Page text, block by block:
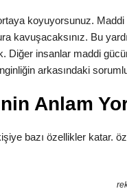
koyuyorsunuz.
kavuşacaksınız. Bu
Diğer insanlar maddi
arkasındaki
Anlam
bazı özellikler katar.